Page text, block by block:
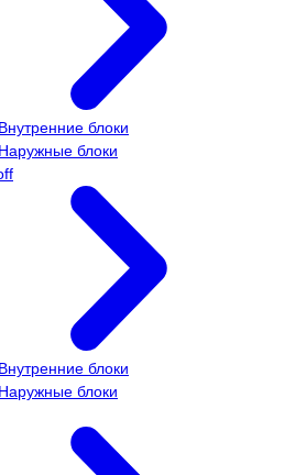
Внутренние блоки
Наружные блоки
Внутренние блоки
Наружные блоки